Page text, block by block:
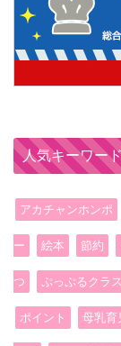
人気キーワー
アカチャンホンポ
ー 絵本 節約
つ ぷっぷるクラス
ポイント 母乳育